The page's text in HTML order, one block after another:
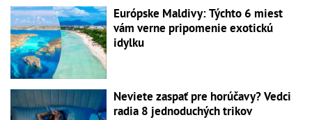
Európske Maldivy: Týchto 6 miest
vám verne pripomenie exotickú
idylku
Neviete zaspať pre horúčavy? Vedci
radia 8 jednoduchých trikov